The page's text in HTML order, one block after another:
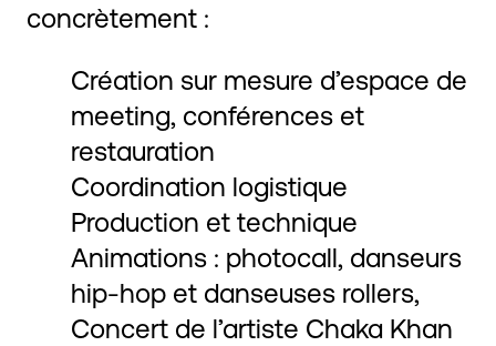
concrètement :
Création sur mesure d’espace de
meeting, conférences et
restauration
Coordination logistique
Production et technique
Animations : photocall, danseurs
hip-hop et danseuses rollers,
Concert de l’artiste Chaka Khan